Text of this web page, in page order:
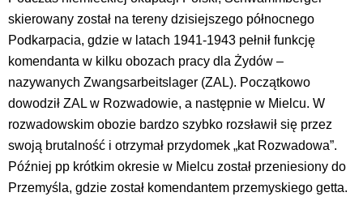
skierowany został na tereny dzisiejszego północnego
Podkarpacia, gdzie w latach 1941-1943 pełnił funkcję
komendanta w kilku obozach pracy dla Żydów –
nazywanych Zwangsarbeitslager (ZAL). Początkowo
dowodził ZAL w Rozwadowie, a następnie w Mielcu. W
rozwadowskim obozie bardzo szybko rozsławił się przez
swoją brutalność i otrzymał przydomek „kat Rozwadowa”.
Później pp krótkim okresie w Mielcu został przeniesiony do
Przemyśla, gdzie został komendantem przemyskiego getta.